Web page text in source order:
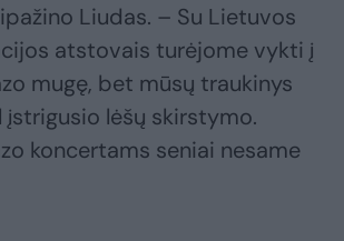
Liudas. – Su Lietuvos
atstovais turėjome vykti į
mugę, bet mūsų traukinys
įstrigusio lėšų skirstymo.
koncertams seniai nesame